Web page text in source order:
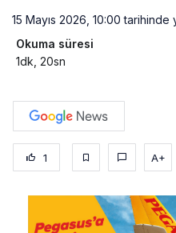
15 Mayıs 2026, 10:00 tarihinde
Okuma süresi
1dk, 20sn
1 A+